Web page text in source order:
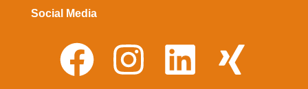
Social Media